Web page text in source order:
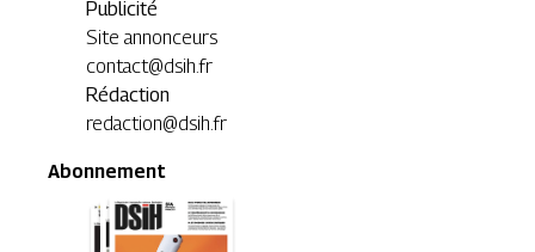
Publicité
Site annonceurs
contact@dsih.fr
Rédaction
redaction@dsih.fr
Abonnement